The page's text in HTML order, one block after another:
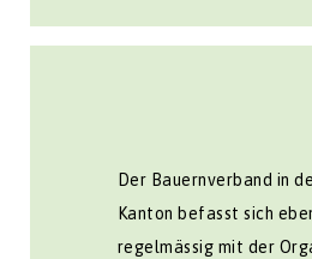
Der Bauernverband in
Kanton befasst sich
regelmässig mit der